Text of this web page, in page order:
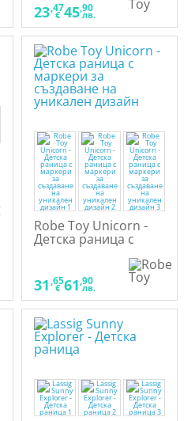
23,47
€ 45,90
лв.
Robe Toy Unicorn -
Детска раница с
маркери за
уникален дизайн
31,65
€ 61,90
лв.